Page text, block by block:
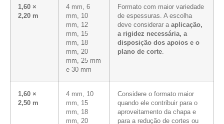
1,60 ×
2,20 m
4 mm, 6
mm, 10
mm, 12
mm, 15
mm, 18
mm, 20
mm, 25 mm
e 30 mm
Formato com maior variedade
de espessuras. A escolha
deve considerar a aplicação,
a rigidez necessária, a
disposição dos apoios e o
plano de corte.
1,60 ×
2,50 m
4 mm, 10
mm, 15
mm, 18
mm, 20
Considere o formato maior
quando ele contribuir para o
aproveitamento da chapa e
para a redução de cortes ou